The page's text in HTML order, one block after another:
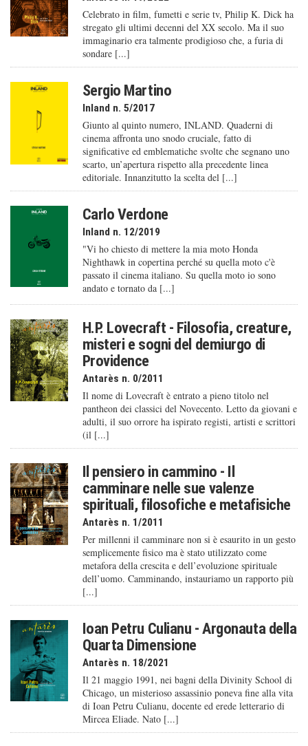
Celebrato in film, fumetti e serie tv, Philip K. Dick ha
stregato gli ultimi decenni del XX secolo. Ma il suo
immaginario era talmente prodigioso che, a furia di
sondare [...]
Sergio Martino
Inland n. 5/2017
Giunto al quinto numero, INLAND. Quaderni di
cinema affronta uno snodo cruciale, fatto di
significative ed emblematiche svolte che segnano uno
scarto, un’apertura rispetto alla precedente linea
editoriale. Innanzitutto la scelta del [...]
Carlo Verdone
Inland n. 12/2019
"Vi ho chiesto di mettere la mia moto Honda
Nighthawk in copertina perché su quella moto c'è
passato il cinema italiano. Su quella moto io sono
andato e tornato da [...]
H.P. Lovecraft - Filosofia, creature,
misteri e sogni del demiurgo di
Providence
Antarès n. 0/2011
Il nome di Lovecraft è entrato a pieno titolo nel
pantheon dei classici del Novecento. Letto da giovani e
adulti, il suo orrore ha ispirato registi, artisti e scrittori
(il [...]
Il pensiero in cammino - Il
camminare nelle sue valenze
spirituali, filosofiche e metafisiche
Antarès n. 1/2011
Per millenni il camminare non si è esaurito in un gesto
semplicemente fisico ma è stato utilizzato come
metafora della crescita e dell’evoluzione spirituale
dell’uomo. Camminando, instauriamo un rapporto più
[...]
Ioan Petru Culianu - Argonauta della
Quarta Dimensione
Antarès n. 18/2021
Il 21 maggio 1991, nei bagni della Divinity School di
Chicago, un misterioso assassinio poneva fine alla vita
di Ioan Petru Culianu, docente ed erede letterario di
Mircea Eliade. Nato [...]